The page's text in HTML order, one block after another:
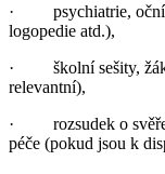
· psychiatrie,
logopedie atd.),
· školní sešity,
relevantní),
· rozsudek o
péče (pokud jsou k